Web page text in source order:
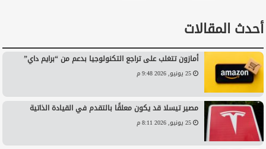
أحدث المقالات
أمازون تتغلب على تراجع التكنولوجيا بدعم من “برايم داي”
25 يونيو, 2026 9:48 م
مصير تيسلا قد يكون معلقًا بالتقدم في القيادة الذاتية
25 يونيو, 2026 8:11 م